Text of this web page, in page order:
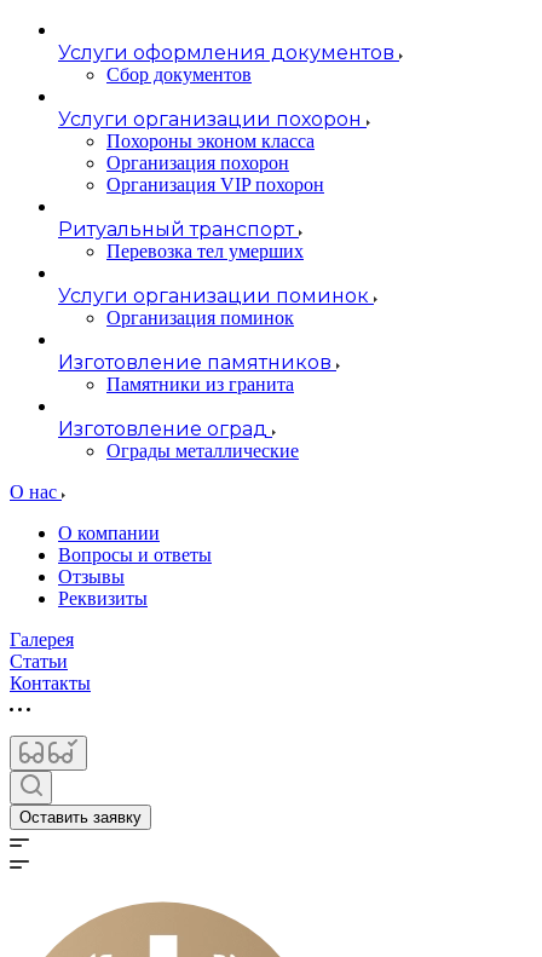
Услуги оформления документов
Сбор документов
Услуги организации похорон
Похороны эконом класса
Организация похорон
Организация VIP похорон
Ритуальный транспорт
Перевозка тел умерших
Услуги организации поминок
Организация поминок
Изготовление памятников
Памятники из гранита
Изготовление оград
Ограды металлические
О нас
О компании
Вопросы и ответы
Отзывы
Реквизиты
Галерея
Статьи
Контакты
Оставить заявку